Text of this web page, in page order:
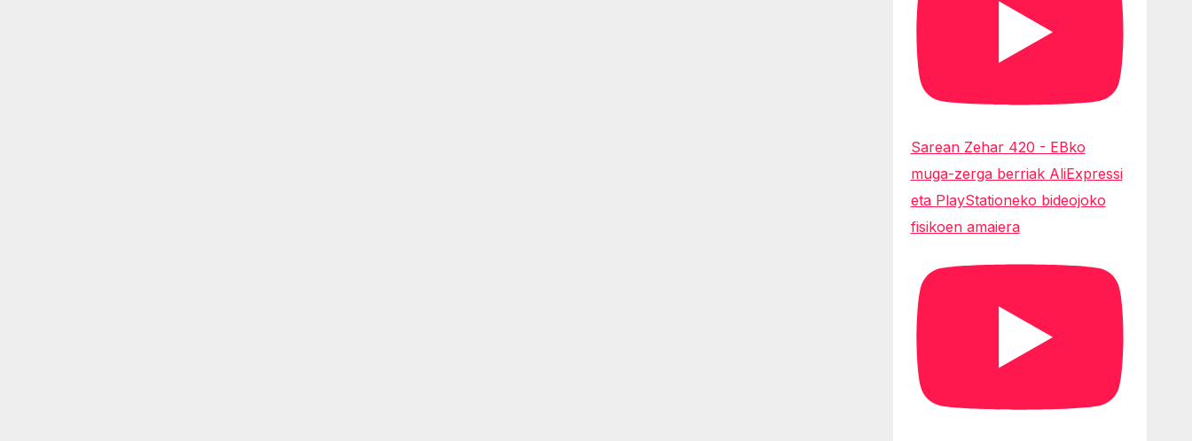
Sarean Zehar 420 - EBko
muga-zerga berriak AliExpressi
eta PlayStationeko bideojoko
fisikoen amaiera